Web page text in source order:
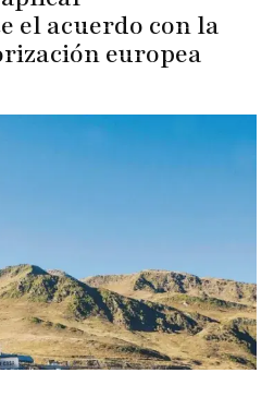
el acuerdo con la
europea